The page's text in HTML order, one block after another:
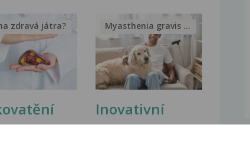
v datech a
zdravá játra?
Inovativní
léčba
Myasthenia gravis – vše, co...